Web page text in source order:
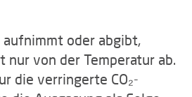
aufnimmt oder abgibt,
nur von der Temperatur ab.
die verringerte CO₂-